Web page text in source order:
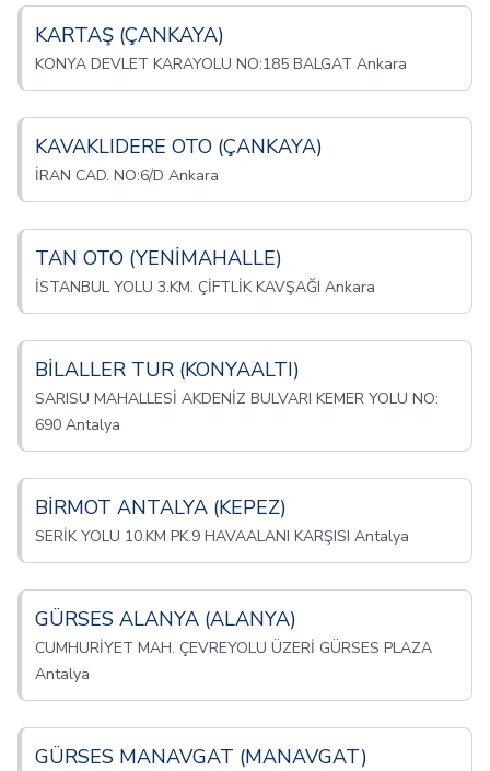
KARTAŞ (ÇANKAYA)
KONYA DEVLET KARAYOLU NO:185 BALGAT Ankara
KAVAKLIDERE OTO (ÇANKAYA)
İRAN CAD. NO:6/D Ankara
TAN OTO (YENİMAHALLE)
İSTANBUL YOLU 3.KM. ÇİFTLİK KAVŞAĞI Ankara
BİLALLER TUR (KONYAALTI)
SARISU MAHALLESİ AKDENİZ BULVARI KEMER YOLU NO:
690 Antalya
BİRMOT ANTALYA (KEPEZ)
SERİK YOLU 10.KM PK.9 HAVAALANI KARŞISI Antalya
GÜRSES ALANYA (ALANYA)
CUMHURİYET MAH. ÇEVREYOLU ÜZERİ GÜRSES PLAZA
Antalya
GÜRSES MANAVGAT (MANAVGAT)